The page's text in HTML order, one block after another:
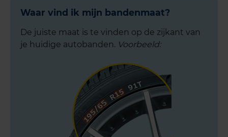
Waar vind ik mijn bandenmaat?
De juiste maat is te vinden op de zijkant van
je huidige autobanden. Voorbeeld: